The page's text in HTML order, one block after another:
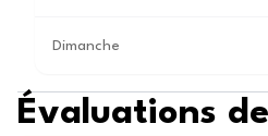
Dimanche
Évaluations